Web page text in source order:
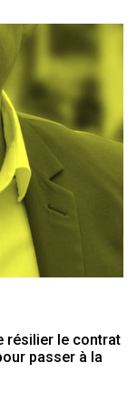
résilier le contrat
passer à la